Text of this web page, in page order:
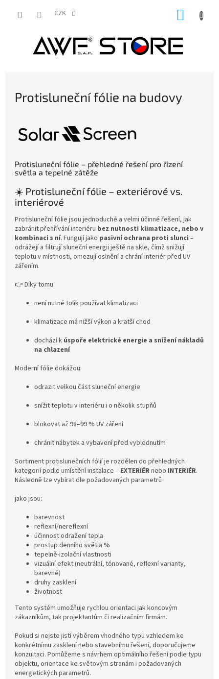
CZK
Protisluneční fólie na budovy
Protisluneční fólie – přehledné řešení pro řízení
světla a tepelné zátěže
☀️ Protisluneční fólie – exteriérové vs.
interiérové
Protisluneční fólie jsou jednoduché a velmi účinné řešení, jak
zabránit přehřívání interiéru bez nutnosti klimatizace, nebo v
kombinaci s ní. Fungují jako pasivní ochrana proti slunci –
odrážejí a filtrují sluneční energii ještě na skle, čímž snižují
teplotu v místnosti, omezují oslnění a chrání interiér před UV
zářením.
👉 Díky tomu:
není nutné tolik používat klimatizaci
klimatizace má nižší výkon a kratší chod
dochází k úspoře elektrické energie a snížení nákladů
na chlazení
Moderní fólie dokážou:
odrazit velkou část sluneční energie
snížit teplotu v interiéru i o několik stupňů
blokovat až 98–99 % UV záření
chránit nábytek a vybavení před vyblednutím
Sortiment protislunečních fólií je rozdělen do přehledných
kategorií podle umístění instalace – EXTERIÉRnebo INTERIÉR.
Následně lze vybírat dle požadovaných parametrů
jako jsou:
barevnost
reflexní/nereflexní
účinnost odražení tepla
prostup denního světla %
tepelně-izolační vlastnosti
vizuální efekt (neutrální, tónované, reflexní varianty,
barevné)
druhy zasklení
životnost
Tento systém umožňuje rychlou orientaci jak koncovým
zákazníkům, tak projektantům či realizačním firmám.
Pokud si nejste jistí výběrem vhodného typu vzhledem ke
konkrétnímu zasklení nebo stavebnímu řešení, doporučujeme
konzultaci. Pomůžeme s návrhem optimálního řešení podle typu
objektu, orientace ke světovým stranám i požadovaných
energetických parametrů.